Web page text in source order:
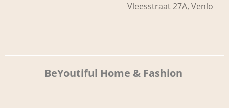
Vleesstraat 27A, Venlo
BeYoutiful Home & Fashion